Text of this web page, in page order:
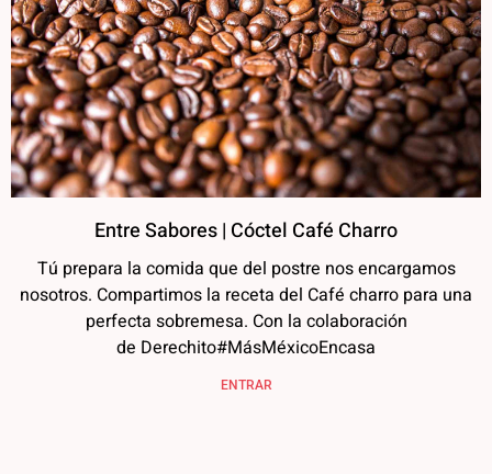
Entre Sabores | Cóctel Café Charro
Tú prepara la comida que del postre nos encargamos
nosotros. Compartimos la receta del Café charro para una
perfecta sobremesa. Con la colaboración
de Derechito#MásMéxicoEncasa
ENTRAR